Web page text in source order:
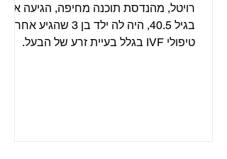
רויטל, מהנדסת תוכנה מחיפה, הגיעה אליי
בגיל 40.5, היה לה ילד בן 3 שהגיע אחרי
טיפולי IVF בגלל בעיית זרע של הבעל.